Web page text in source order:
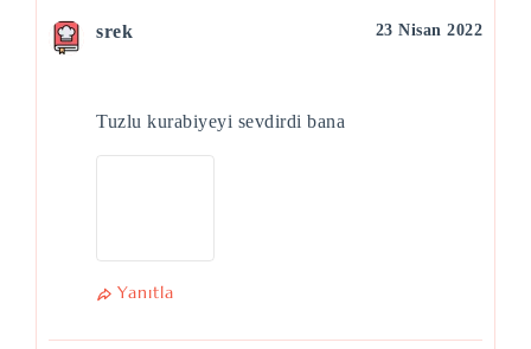
srek 23 Nisan 2022
Tuzlu kurabiyeyi sevdirdi bana
Yanıtla